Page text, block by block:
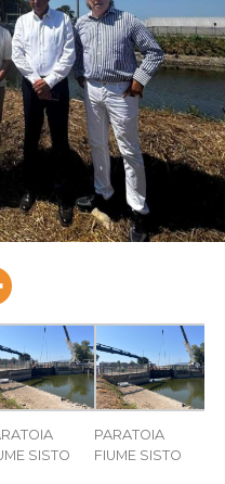
SISTO
PARATOIA
FIUME SISTO